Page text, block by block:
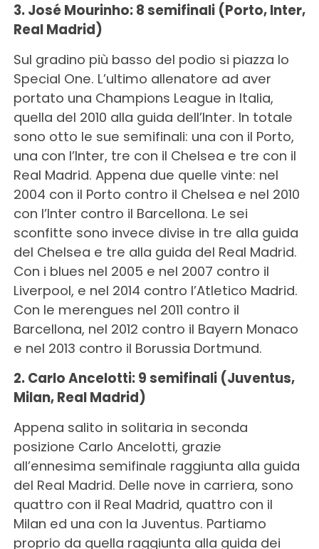
3. José Mourinho: 8 semifinali (Porto, Inter,
Real Madrid)
Sul gradino più basso del podio si piazza lo
Special One. L’ultimo allenatore ad aver
portato una Champions League in Italia,
quella del 2010 alla guida dell’Inter. In totale
sono otto le sue semifinali: una con il Porto,
una con l’Inter, tre con il Chelsea e tre con il
Real Madrid. Appena due quelle vinte: nel
2004 con il Porto contro il Chelsea e nel 2010
con l’Inter contro il Barcellona. Le sei
sconfitte sono invece divise in tre alla guida
del Chelsea e tre alla guida del Real Madrid.
Con i blues nel 2005 e nel 2007 contro il
Liverpool, e nel 2014 contro l’Atletico Madrid.
Con le merengues nel 2011 contro il
Barcellona, nel 2012 contro il Bayern Monaco
e nel 2013 contro il Borussia Dortmund.
2. Carlo Ancelotti: 9 semifinali (Juventus,
Milan, Real Madrid)
Appena salito in solitaria in seconda
posizione Carlo Ancelotti, grazie
all’ennesima semifinale raggiunta alla guida
del Real Madrid. Delle nove in carriera, sono
quattro con il Real Madrid, quattro con il
Milan ed una con la Juventus. Partiamo
proprio da quella raggiunta alla guida dei